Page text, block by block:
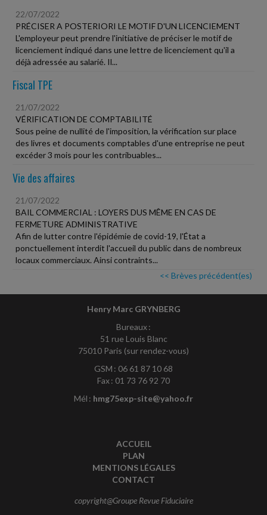
22/07/2022
PRÉCISER A POSTERIORI LE MOTIF D'UN LICENCIEMENT
L'employeur peut prendre l'initiative de préciser le motif de
licenciement indiqué dans une lettre de licenciement qu'il a
déjà adressée au salarié. Il...
Fiscal TPE
21/07/2022
VÉRIFICATION DE COMPTABILITÉ
Sous peine de nullité de l'imposition, la vérification sur place
des livres et documents comptables d'une entreprise ne peut
excéder 3 mois pour les contribuables...
Vie des affaires
21/07/2022
BAIL COMMERCIAL : LOYERS DUS MÊME EN CAS DE
FERMETURE ADMINISTRATIVE
Afin de lutter contre l'épidémie de covid-19, l'État a
ponctuellement interdit l'accueil du public dans de nombreux
locaux commerciaux. Ainsi contraints...
<< Brèves précédent(es)
Henry Marc GRYNBERG
Bureaux :
51 rue Louis Blanc
75010 Paris (sur rendez-vous)
GSM : 06 61 87 10 68
Fax : 01 73 76 92 70
Mél : hmg75exp-site@yahoo.fr
ACCUEIL
PLAN
MENTIONS LÉGALES
CONTACT
copyright@Groupe Revue Fiduciaire